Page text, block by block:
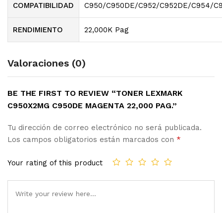
COMPATIBILIDAD C950/C950DE/C952/C952DE/C954/
RENDIMIENTO 22,000K Pag
Valoraciones (0)
BE THE FIRST TO REVIEW “TONER LEXMARK
C950X2MG C950DE MAGENTA 22,000 PAG.”
Tu dirección de correo electrónico no será publicada.
Los campos obligatorios están marcados con *
Your rating of this product